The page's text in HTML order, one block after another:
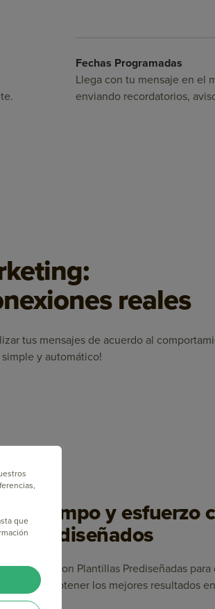
Fechas Programadas
Llega con tu mensaje en el
enviando recordatorios,
reales
tus mensajes de acuerdo al
y automático!
tiempo y esfuerzo
Prediseñados
con Plantillas Prediseñadas
para obtener los mejores resultados
que